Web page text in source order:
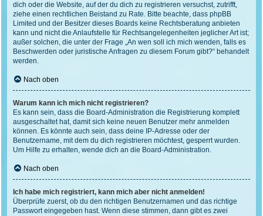
dich oder die Website, auf der du dich zu registrieren versuchst, zutrifft,
ziehe einen rechtlichen Beistand zu Rate. Bitte beachte, dass phpBB
Limited und der Besitzer dieses Boards keine Rechtsberatung anbieten
kann und nicht die Anlaufstelle für Rechtsangelegenheiten jeglicher Art ist;
außer solchen, die unter der Frage „An wen soll ich mich wenden, falls es
Beschwerden oder juristische Anfragen zu diesem Forum gibt?“ behandelt
werden.
Nach oben
Warum kann ich mich nicht registrieren?
Es kann sein, dass die Board-Administration die Registrierung komplett
ausgeschaltet hat, damit sich keine neuen Benutzer mehr anmelden
können. Es könnte auch sein, dass deine IP-Adresse oder der
Benutzername, mit dem du dich registrieren möchtest, gesperrt wurden.
Um Hilfe zu erhalten, wende dich an die Board-Administration.
Nach oben
Ich habe mich registriert, kann mich aber nicht anmelden!
Überprüfe zuerst, ob du den richtigen Benutzernamen und das richtige
Passwort eingegeben hast. Wenn diese stimmen, dann gibt es zwei